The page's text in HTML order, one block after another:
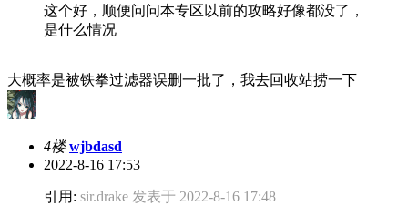
这个好，顺便问问本专区以前的攻略好像都没了，
是什么情况
大概率是被铁拳过滤器误删一批了，我去回收站捞一下
4楼 wjbdasd
2022-8-16 17:53
引用: sir.drake 发表于 2022-8-16 17:48